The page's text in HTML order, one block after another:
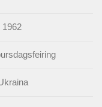
1962